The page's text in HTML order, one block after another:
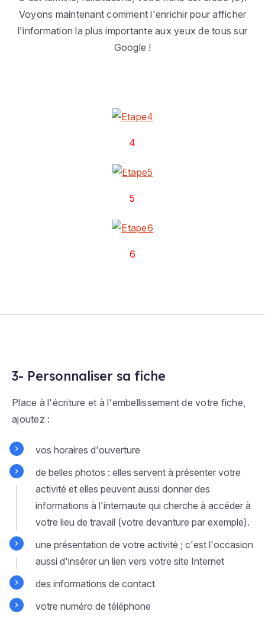
Voyons maintenant comment l'enrichir pour afficher
l'information la plus importante aux yeux de tous sur
Google !
4
5
6
3- Personnaliser sa fiche
Place à l'écriture et à l'embellissement de votre fiche,
ajoutez :
vos horaires d'ouverture
de belles photos : elles servent à présenter votre
activité et elles peuvent aussi donner des
informations à l'internaute qui cherche à accéder à
votre lieu de travail (votre devanture par exemple).
une présentation de votre activité ; c'est l'occasion
aussi d'insérer un lien vers votre site Internet
des informations de contact
votre numéro de téléphone